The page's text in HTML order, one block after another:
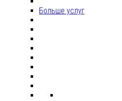
Больше услуг